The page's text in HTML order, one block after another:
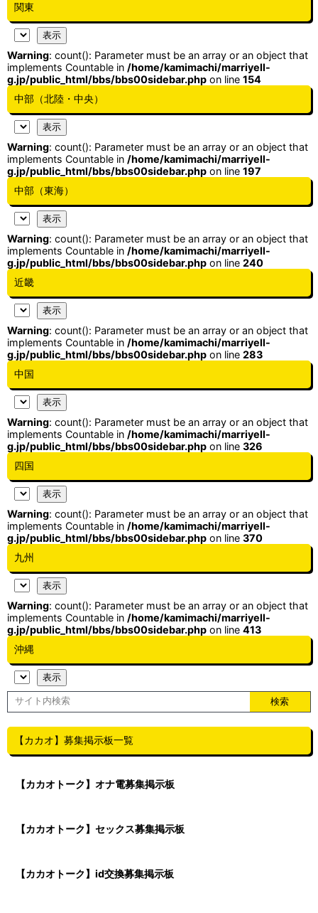
関東
Warning: count(): Parameter must be an array or an object that
implements Countable in /home/kamimachi/marriyell-
g.jp/public_html/bbs/bbs00sidebar.php on line 154
中部（北陸・中央）
Warning: count(): Parameter must be an array or an object that
implements Countable in /home/kamimachi/marriyell-
g.jp/public_html/bbs/bbs00sidebar.php on line 197
中部（東海）
Warning: count(): Parameter must be an array or an object that
implements Countable in /home/kamimachi/marriyell-
g.jp/public_html/bbs/bbs00sidebar.php on line 240
近畿
Warning: count(): Parameter must be an array or an object that
implements Countable in /home/kamimachi/marriyell-
g.jp/public_html/bbs/bbs00sidebar.php on line 283
中国
Warning: count(): Parameter must be an array or an object that
implements Countable in /home/kamimachi/marriyell-
g.jp/public_html/bbs/bbs00sidebar.php on line 326
四国
Warning: count(): Parameter must be an array or an object that
implements Countable in /home/kamimachi/marriyell-
g.jp/public_html/bbs/bbs00sidebar.php on line 370
九州
Warning: count(): Parameter must be an array or an object that
implements Countable in /home/kamimachi/marriyell-
g.jp/public_html/bbs/bbs00sidebar.php on line 413
沖縄
【カカオ】募集掲示板一覧
【カカオトーク】オナ電募集掲示板
【カカオトーク】セックス募集掲示板
【カカオトーク】id交換募集掲示板